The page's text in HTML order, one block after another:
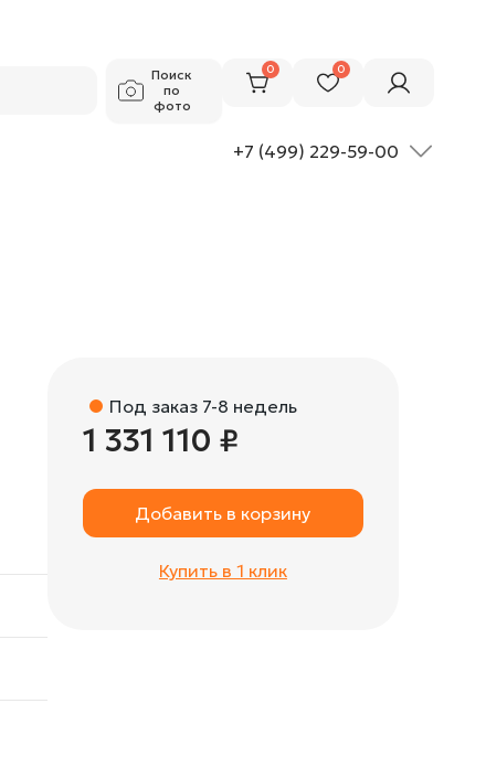
Поиск
по
фото
0 0
+7 (499) 229-59-00
Под заказ 7-8 недель
1 331 110 ₽
Добавить в корзину
Купить в 1 клик